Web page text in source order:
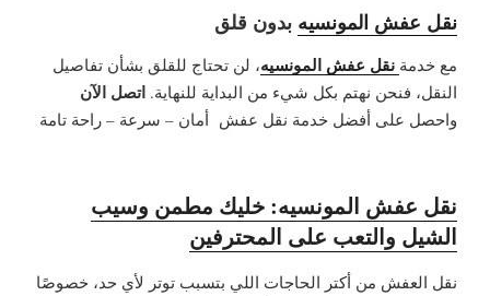
نقل عفش المونسيه بدون قلق
مع خدمة نقل عفش المونسيه، لن تحتاج للقلق بشأن تفاصيل
النقل، فنحن نهتم بكل شيء من البداية للنهاية. اتصل الآن
واحصل على أفضل خدمة نقل عفش أمان – سرعة – راحة تامة
نقل عفش المونسيه: خليك مطمن وسيب
الشيل والتعب على المحترفين
نقل العفش من أكتر الحاجات اللي بتسبب توتر لأي حد، خصوصًا